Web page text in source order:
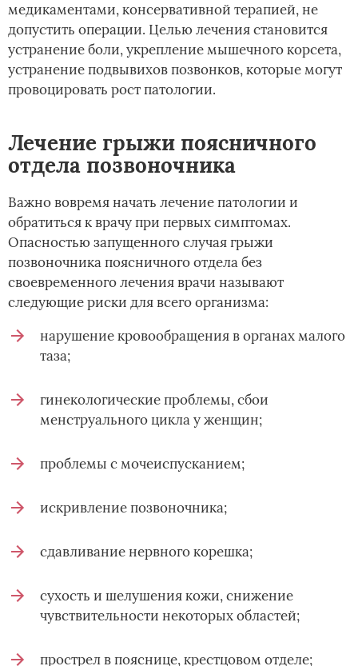
медикаментами, консервативной терапией, не
допустить операции. Целью лечения становится
устранение боли, укрепление мышечного корсета,
устранение подвывихов позвонков, которые могут
провоцировать рост патологии.
Лечение грыжи поясничного
отдела позвоночника
Важно вовремя начать лечение патологии и
обратиться к врачу при первых симптомах.
Опасностью запущенного случая грыжи
позвоночника поясничного отдела без
своевременного лечения врачи называют
следующие риски для всего организма:
нарушение кровообращения в органах малого
таза;
гинекологические проблемы, сбои
менструального цикла у женщин;
проблемы с мочеиспусканием;
искривление позвоночника;
сдавливание нервного корешка;
сухость и шелушения кожи, снижение
чувствительности некоторых областей;
прострел в пояснице, крестцовом отделе;